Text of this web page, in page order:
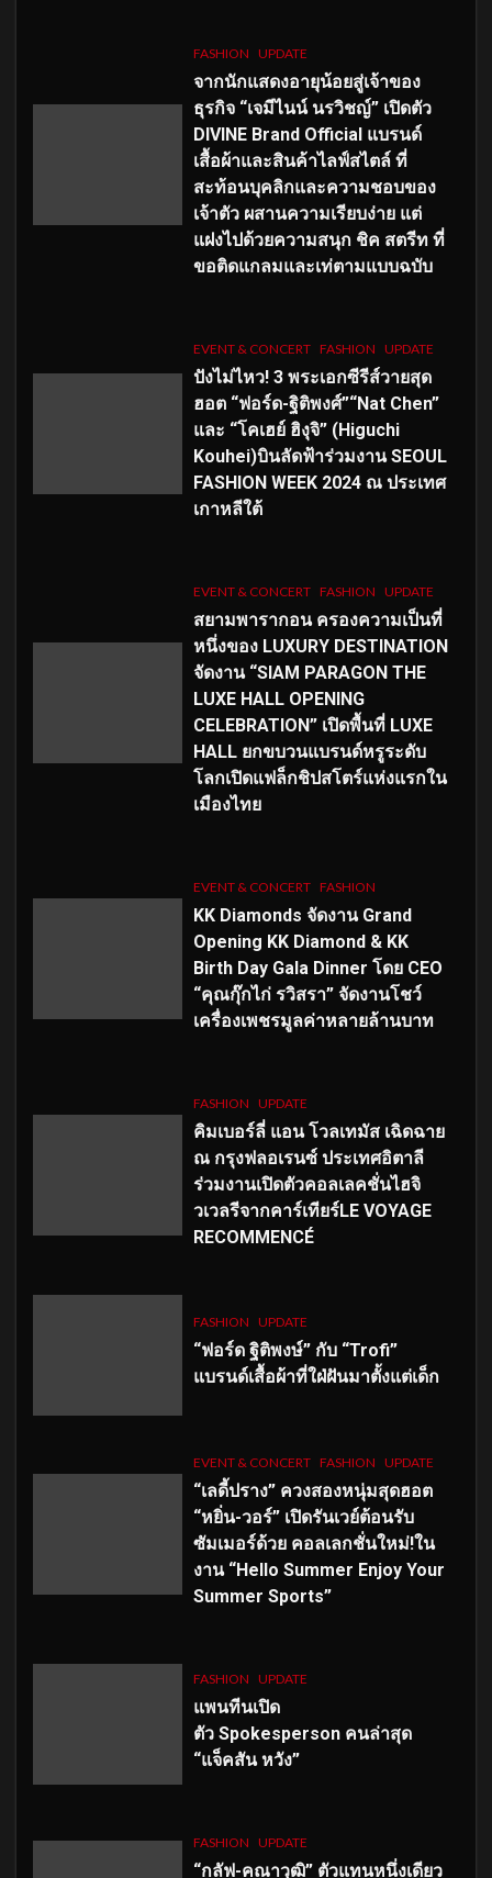
FASHION UPDATE
จากนักแสดงอายุน้อยสู่เจ้าของ
ธุรกิจ “เจมีไนน์ นรวิชญ์” เปิดตัว
DIVINE Brand Official แบรนด์
เสื้อผ้าและสินค้าไลฟ์สไตล์ ที่
สะท้อนบุคลิกและความชอบของ
เจ้าตัว ผสานความเรียบง่าย แต่
แฝงไปด้วยความสนุก ชิค สตรีท ที่
ขอติดแกลมและเท่ตามแบบฉบับ
EVENT & CONCERT FASHION UPDATE
ปังไม่ไหว! 3 พระเอกซีรีส์วายสุด
ฮอต “ฟอร์ด-ฐิติพงศ์”“Nat Chen”
และ “โคเฮย์ ฮิงุจิ” (Higuchi
Kouhei)บินลัดฟ้าร่วมงาน SEOUL
FASHION WEEK 2024 ณ ประเทศ
เกาหลีใต้
EVENT & CONCERT FASHION UPDATE
สยามพารากอน ครองความเป็นที่
หนึ่งของ LUXURY DESTINATION
จัดงาน “SIAM PARAGON THE
LUXE HALL OPENING
CELEBRATION” เปิดพื้นที่ LUXE
HALL ยกขบวนแบรนด์หรูระดับ
โลกเปิดแฟล็กชิปสโตร์แห่งแรกใน
เมืองไทย
EVENT & CONCERT FASHION
KK Diamonds จัดงาน Grand
Opening KK Diamond & KK
Birth Day Gala Dinner โดย CEO
“คุณกุ๊กไก่ รวิสรา” จัดงานโชว์
เครื่องเพชรมูลค่าหลายล้านบาท
FASHION UPDATE
คิมเบอร์ลี่ แอน โวลเทมัส เฉิดฉาย
ณ กรุงฟลอเรนซ์ ประเทศอิตาลี
ร่วมงานเปิดตัวคอลเลคชั่นไฮจิ
วเวลรีจากคาร์เทียร์LE VOYAGE
RECOMMENCÉ
FASHION UPDATE
“ฟอร์ด ฐิติพงษ์” กับ “Trofi”
แบรนด์เสื้อผ้าที่ใฝ่ฝันมาตั้งแต่เด็ก
EVENT & CONCERT FASHION UPDATE
“เลดี้ปราง” ควงสองหนุ่มสุดฮอต
“หยิ่น-วอร์” เปิดรันเวย์ต้อนรับ
ซัมเมอร์ด้วย คอลเลกชั่นใหม่!ใน
งาน “Hello Summer Enjoy Your
Summer Sports”
FASHION UPDATE
แพนทีนเปิด
ตัว Spokesperson คนล่าสุด
“แจ็คสัน หวัง”
FASHION UPDATE
“กลัฟ-คณาวุฒิ” ตัวแทนหนึ่งเดียว